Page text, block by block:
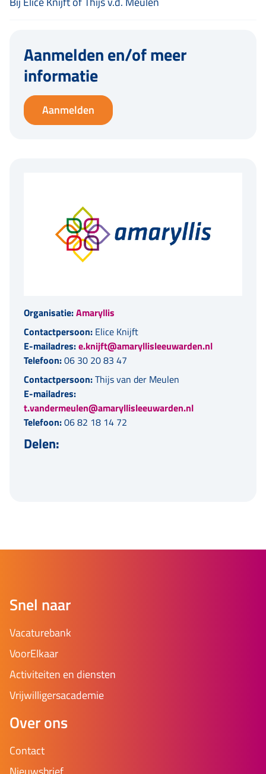
Aanmelden en/of meer
informatie
Aanmelden
Organisatie:Amaryllis
Contactpersoon: Elice Knijft
E-mailadres:e.knijft@amaryllisleeuwarden.nl
Telefoon:06 30 20 83 47
Contactpersoon:Thijs van der Meulen
E-mailadres:
t.vandermeulen@amaryllisleeuwarden.nl
Telefoon:06 82 18 14 72
Delen:
Snel naar
Vacaturebank
VoorElkaar
Activiteiten en diensten
Vrijwilligersacademie
Over ons
Contact